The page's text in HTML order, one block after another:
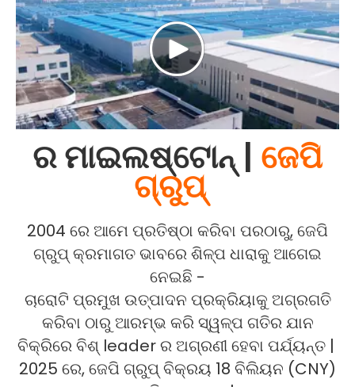
ର ମାଇଲଷ୍ଟୋନ୍ | ଜେପି
ଗ୍ରୁପ୍
2004 ରେ ଆମେ ପ୍ରତିଷ୍ଠା କରିବା ପରଠାରୁ, ଜେପି
ଗ୍ରୁପ୍ କ୍ରମାଗତ ଭାବରେ ଶିଳ୍ପ ଧାରାକୁ ଆଗେଇ
ନେଇଛି -
ଚାରୋଟି ପ୍ରମୁଖ ଉତ୍ପାଦନ ପ୍ରକ୍ରିୟାକୁ ଅଗ୍ରଗତି
କରିବା ଠାରୁ ଆରମ୍ଭ କରି ସ୍ୱଳ୍ପ ଗତିର ଯାନ
ବିକ୍ରିରେ ବିଶ୍ leader ର ଅଗ୍ରଣୀ ହେବା ପର୍ଯ୍ୟନ୍ତ |
2025 ରେ, ଜେପି ଗ୍ରୁପ୍ ବିକ୍ରୟ 18 ବିଲିୟନ (CNY)